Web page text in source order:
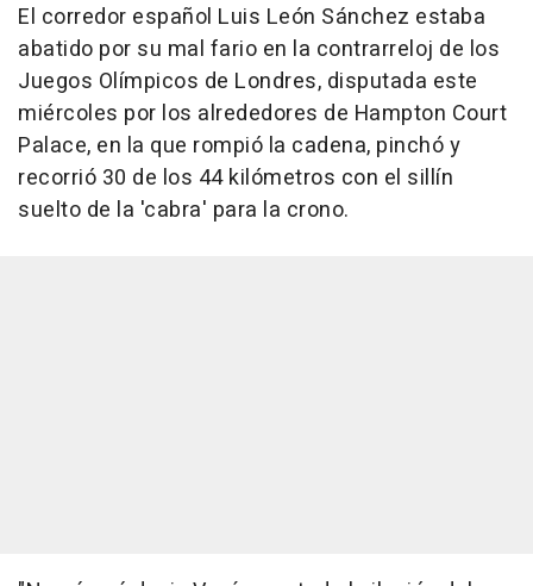
El corredor español Luis León Sánchez estaba
abatido por su mal fario en la contrarreloj de los
Juegos Olímpicos de Londres, disputada este
miércoles por los alrededores de Hampton Court
Palace, en la que rompió la cadena, pinchó y
recorrió 30 de los 44 kilómetros con el sillín
suelto de la 'cabra' para la crono.